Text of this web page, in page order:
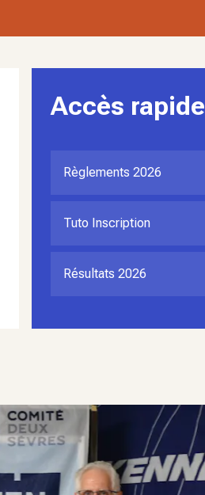
Accès rapide
Règlements 2026
Tuto Inscription
Résultats 2026